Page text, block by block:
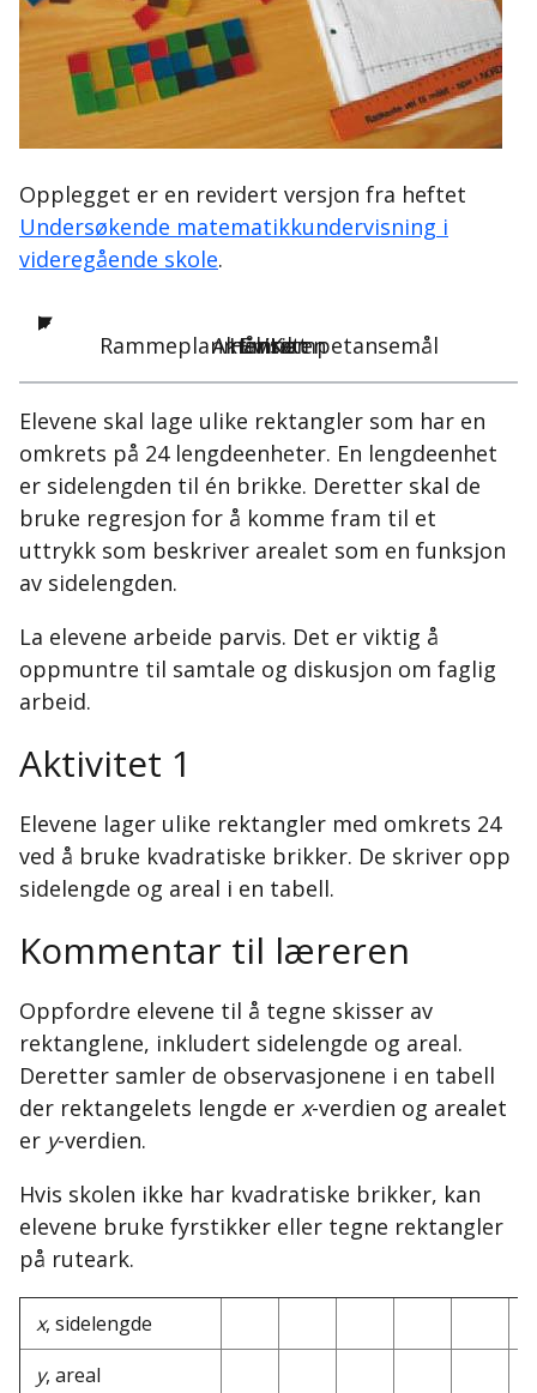
Opplegget er en revidert versjon fra heftet
Undersøkende matematikkundervisning i
videregående skole.
Aktiviteten
Elevene skal lage ulike rektangler som har en
omkrets på 24 lengdeenheter. En lengdeenhet
er sidelengden til én brikke. Deretter skal de
bruke regresjon for å komme fram til et
uttrykk som beskriver arealet som en funksjon
av sidelengden.
La elevene arbeide parvis. Det er viktig å
oppmuntre til samtale og diskusjon om faglig
arbeid.
Aktivitet 1
Elevene lager ulike rektangler med omkrets 24
ved å bruke kvadratiske brikker. De skriver opp
sidelengde og areal i en tabell.
Kommentar til læreren
Oppfordre elevene til å tegne skisser av
rektanglene, inkludert sidelengde og areal.
Deretter samler de observasjonene i en tabell
der rektangelets lengde er x-verdien og arealet
er y-verdien.
Hvis skolen ikke har kvadratiske brikker, kan
elevene bruke fyrstikker eller tegne rektangler
på ruteark.
x, sidelengde
y, areal
Hensikt
Emne
Rammeplanmål/Kompetansemål